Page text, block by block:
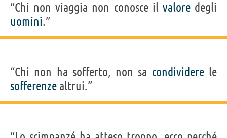
“Chi non viaggia non conosce il valoredegli
uomini.”
“Chi non ha sofferto, non sa condividerele
sofferenze altrui.”